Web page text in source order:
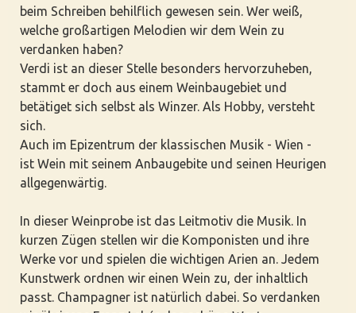
beim Schreiben behilflich gewesen sein. Wer weiß,
welche großartigen Melodien wir dem Wein zu
verdanken haben?
Verdi ist an dieser Stelle besonders hervorzuheben,
stammt er doch aus einem Weinbaugebiet und
betätiget sich selbst als Winzer. Als Hobby, versteht
sich.
Auch im Epizentrum der klassischen Musik - Wien -
ist Wein mit seinem Anbaugebite und seinen Heurigen
allgegenwärtig.
In dieser Weinprobe ist das Leitmotiv die Musik. In
kurzen Zügen stellen wir die Komponisten und ihre
Werke vor und spielen die wichtigen Arien an. Jedem
Kunstwerk ordnen wir einen Wein zu, der inhaltlich
passt. Champagner ist natürlich dabei. So verdanken